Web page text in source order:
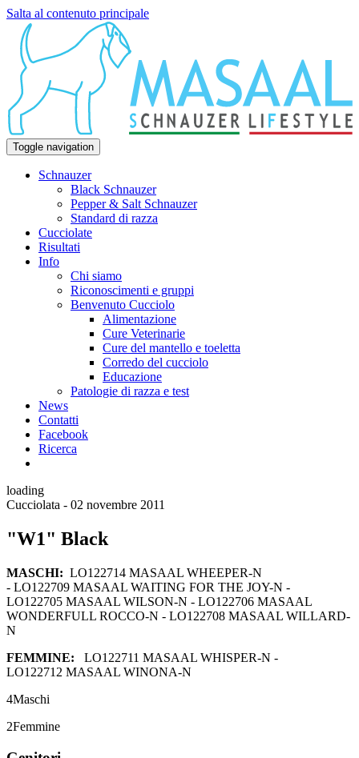
Salta al contenuto principale
Toggle navigation
Schnauzer
Black Schnauzer
Pepper & Salt Schnauzer
Standard di razza
Cucciolate
Risultati
Info
Chi siamo
Riconoscimenti e gruppi
Benvenuto Cucciolo
Alimentazione
Cure Veterinarie
Cure del mantello e toeletta
Corredo del cucciolo
Educazione
Patologie di razza e test
News
Contatti
Facebook
Ricerca
loading
Cucciolata - 02 novembre 2011
"W1" Black
MASCHI: LO122714 MASAAL WHEEPER-N
- LO122709 MASAAL WAITING FOR THE JOY-N -
LO122705 MASAAL WILSON-N - LO122706 MASAAL
WONDERFULL ROCCO-N - LO122708 MASAAL WILLARD-
N
FEMMINE:
LO122711 MASAAL WHISPER-N -
LO122712 MASAAL WINONA-N
4Maschi
2Femmine